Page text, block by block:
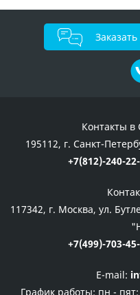
Контакты в
195112, г. Санкт-
+7(812)-240-
117342, г. Москва, ул.
+7(499)-703-
E-mail:
График работы: пн -